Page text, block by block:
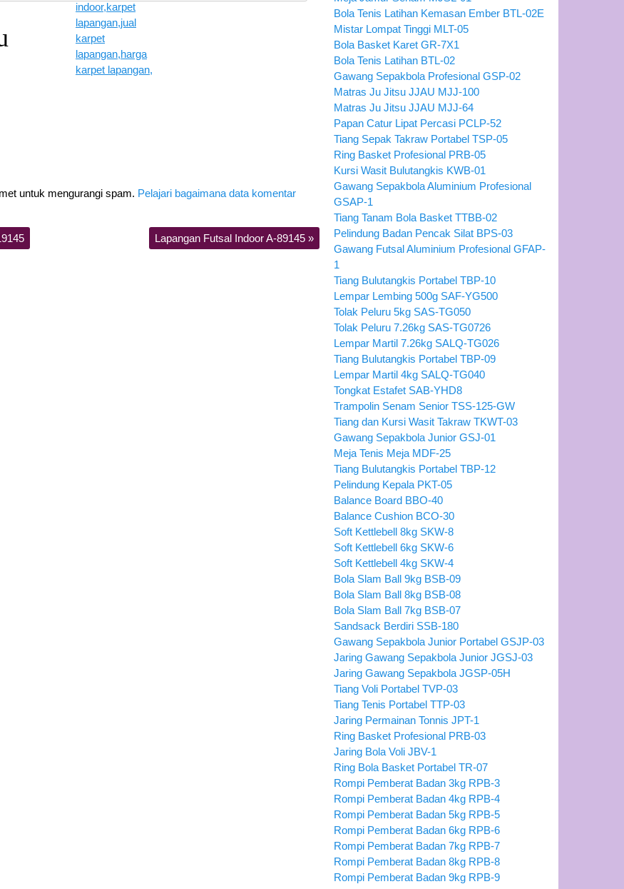
untuk mengurangi spam. Pelajari bagaimana data komentar
Lapangan Futsal Indoor A-89145 »
Bola Tenis Latihan Kemasan Ember BTL-02E
Mistar Lompat Tinggi MLT-05
Bola Basket Karet GR-7X1
Bola Tenis Latihan BTL-02
Gawang Sepakbola Profesional GSP-02
Matras Ju Jitsu JJAU MJJ-100
Matras Ju Jitsu JJAU MJJ-64
Papan Catur Lipat Percasi PCLP-52
Tiang Sepak Takraw Portabel TSP-05
Ring Basket Profesional PRB-05
Kursi Wasit Bulutangkis KWB-01
Gawang Sepakbola Aluminium Profesional
GSAP-1
Tiang Tanam Bola Basket TTBB-02
Pelindung Badan Pencak Silat BPS-03
Gawang Futsal Aluminium Profesional GFAP-
1
Tiang Bulutangkis Portabel TBP-10
Lempar Lembing 500g SAF-YG500
Tolak Peluru 5kg SAS-TG050
Tolak Peluru 7.26kg SAS-TG0726
Lempar Martil 7.26kg SALQ-TG026
Tiang Bulutangkis Portabel TBP-09
Lempar Martil 4kg SALQ-TG040
Tongkat Estafet SAB-YHD8
Trampolin Senam Senior TSS-125-GW
Tiang dan Kursi Wasit Takraw TKWT-03
Gawang Sepakbola Junior GSJ-01
Meja Tenis Meja MDF-25
Tiang Bulutangkis Portabel TBP-12
Pelindung Kepala PKT-05
Balance Board BBO-40
Balance Cushion BCO-30
Soft Kettlebell 8kg SKW-8
Soft Kettlebell 6kg SKW-6
Soft Kettlebell 4kg SKW-4
Bola Slam Ball 9kg BSB-09
Bola Slam Ball 8kg BSB-08
Bola Slam Ball 7kg BSB-07
Sandsack Berdiri SSB-180
Gawang Sepakbola Junior Portabel GSJP-03
Jaring Gawang Sepakbola Junior JGSJ-03
Jaring Gawang Sepakbola JGSP-05H
Tiang Voli Portabel TVP-03
Tiang Tenis Portabel TTP-03
Jaring Permainan Tonnis JPT-1
Ring Basket Profesional PRB-03
Jaring Bola Voli JBV-1
Ring Bola Basket Portabel TR-07
Rompi Pemberat Badan 3kg RPB-3
Rompi Pemberat Badan 4kg RPB-4
Rompi Pemberat Badan 5kg RPB-5
Rompi Pemberat Badan 6kg RPB-6
Rompi Pemberat Badan 7kg RPB-7
Rompi Pemberat Badan 8kg RPB-8
Rompi Pemberat Badan 9kg RPB-9